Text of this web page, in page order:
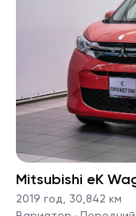
Mitsubishi eK
2019 год, 30,842 км